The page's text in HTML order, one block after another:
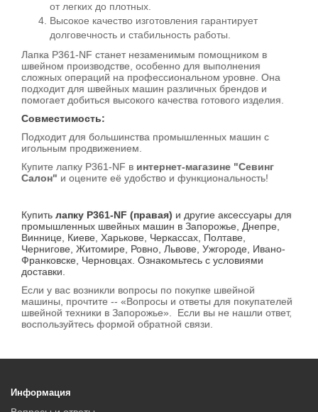
от легких до плотных.
Высокое качество изготовления гарантирует
долговечность и стабильность работы.
Лапка P361-NF станет незаменимым помощником в
швейном производстве, особенно для выполнения
сложных операций на профессиональном уровне. Она
подходит для швейных машин различных брендов и
помогает добиться высокого качества готового изделия.
Совместимость:
Подходит для большинства промышленных машин с
игольным продвижением.
Купите лапку P361-NF в интернет-магазине "Севинг
Салон" и оцените её удобство и функциональность!
Купить лапку P361-NF (правая) и другие аксессуары для
промышленных швейных машин в Запорожье, Днепре,
Виннице, Киеве, Харькове, Черкассах, Полтаве,
Чернигове, Житомире, Ровно, Львове, Ужгороде, Ивано-
Франковске, Черновцах. Ознакомьтесь с условиями
доставки.
Если у вас возникли вопросы по покупке швейной
машины, прочтите -- «Вопросы и ответы для покупателей
швейной техники в Запорожье». Если вы не нашли ответ,
воспользуйтесь формой обратной связи.
Информация